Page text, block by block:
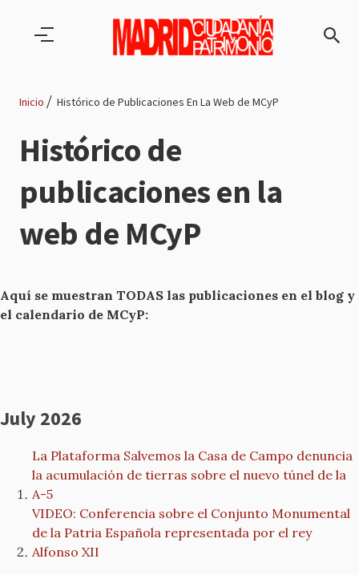
Ruta
de
navegación
Inicio Histórico de Publicaciones En La Web de MCyP
Histórico de
publicaciones en la
web de MCyP
Aquí se muestran TODAS las publicaciones en el blog y
el calendario de MCyP:
July 2026
La Plataforma Salvemos la Casa de Campo denuncia
la acumulación de tierras sobre el nuevo túnel de la
A-5
VIDEO: Conferencia sobre el Conjunto Monumental
de la Patria Española representada por el rey
Alfonso XII